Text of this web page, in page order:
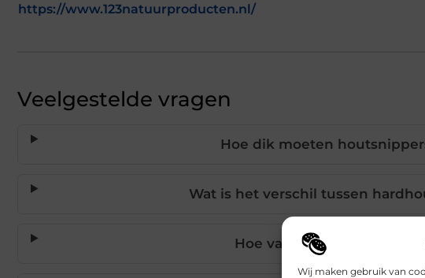
Wij maken gebruik van
https://www.123natuurproducten.nl/
Veelgestelde vragen
Hoe dik moeten
Wat is het verschil tussen
Hoe vaak moet ik